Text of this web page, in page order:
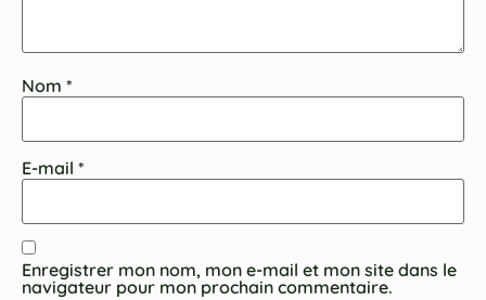
Nom *
E-mail *
Enregistrer mon nom, mon e-mail et mon site dans le
navigateur pour mon prochain commentaire.